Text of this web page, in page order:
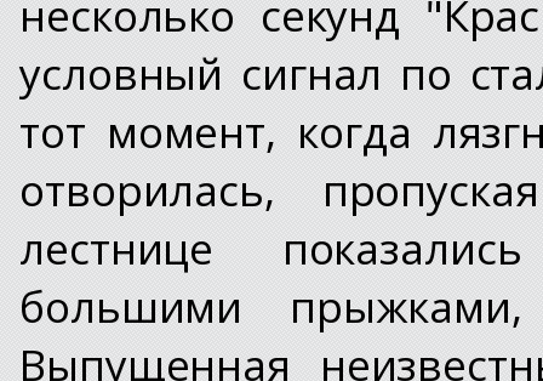
несколько секунд
условный сигнал по
тот момент, когда
отворилась,
лестнице
большими
Выпущенная